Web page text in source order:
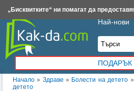
Начало » Здраве » Болести на детето »
детето
Най-нови
Insert.bg Framar.bg Kak-da.com
„Бисквитките“ ни помагат да